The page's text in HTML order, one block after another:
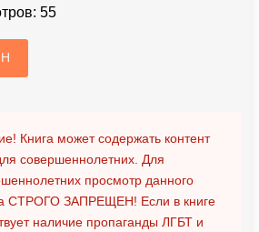
55
Книга может содержать контент
совершеннолетних. Для
просмотр данного
СТРОГО ЗАПРЕЩЕН! Если в книге
наличие пропаганды ЛГБТ и